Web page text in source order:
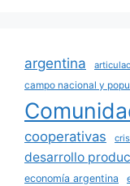
argentina
campo nacional y
cooperativas
desarrollo
economía argentina